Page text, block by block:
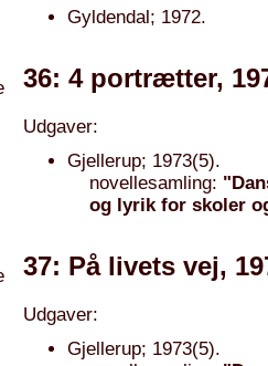
Gyldendal; 1972.
36: 4 portrætter,
Udgaver:
Gjellerup; 1973(5).
novellesamling:
og lyrik for skoler
37: På livets vej,
Udgaver:
Gjellerup; 1973(5).